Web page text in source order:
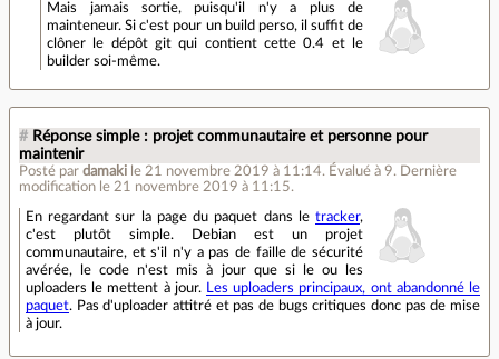
Mais jamais sortie, puisqu'il n'y a plus de
mainteneur. Si c'est pour un build perso, il suffit de
clôner le dépôt git qui contient cette 0.4 et le
builder soi-même.
# Réponse simple : projet communautaire et personne pour
maintenir
Posté par damaki le 21 novembre 2019 à 11:14. Évalué à 9. Dernière
modification le 21 novembre 2019 à 11:15.
En regardant sur la page du paquet dans le tracker,
c'est plutôt simple. Debian est un projet
communautaire, et s'il n'y a pas de faille de sécurité
avérée, le code n'est mis à jour que si le ou les
uploaders le mettent à jour.
Les uploaders principaux, ont abandonné le
paquet. Pas d'uploader attitré et pas de bugs critiques donc pas de mise
à jour.